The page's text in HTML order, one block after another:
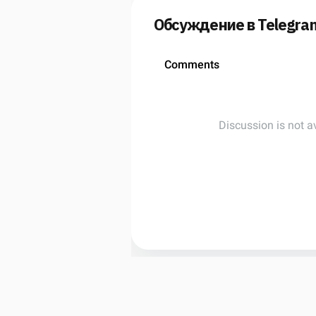
Обсуждение в